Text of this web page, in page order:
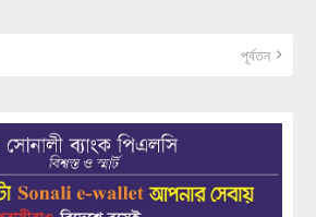
পূর্বতন